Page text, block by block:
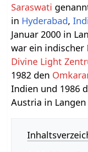
Saraswati
in Hyderabad,
Januar 2000 in
war ein indischer
Divine Light
1982 den
Indien und 1986
Austria in